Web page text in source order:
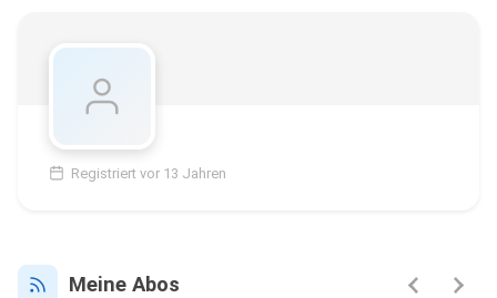
Registriert vor 13 Jahren
Meine Abos